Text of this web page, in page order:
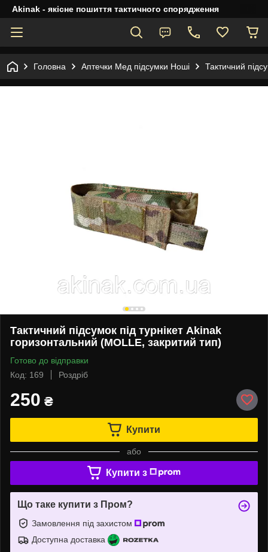
Akinak - якісне пошиття тактичного спорядження
Головна Аптечки Мед підсумки Ноші Тактичний
Тактичний підсумок під турнікет Akinak
горизонтальний (MOLLE, закритий тип)
Готово до відправки
Код: 169
Роздріб
250 ₴
Купити
або
Купити з
Що таке купити з Пром?
Замовлення під захистом
Доступна доставка